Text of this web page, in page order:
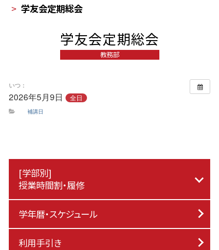
学友会定期総会
学友会定期総会
教務部
いつ：
2026年5月9日 全日
補講日
[学部別]
授業時間割・履修
学年暦・スケジュール
利用手引き